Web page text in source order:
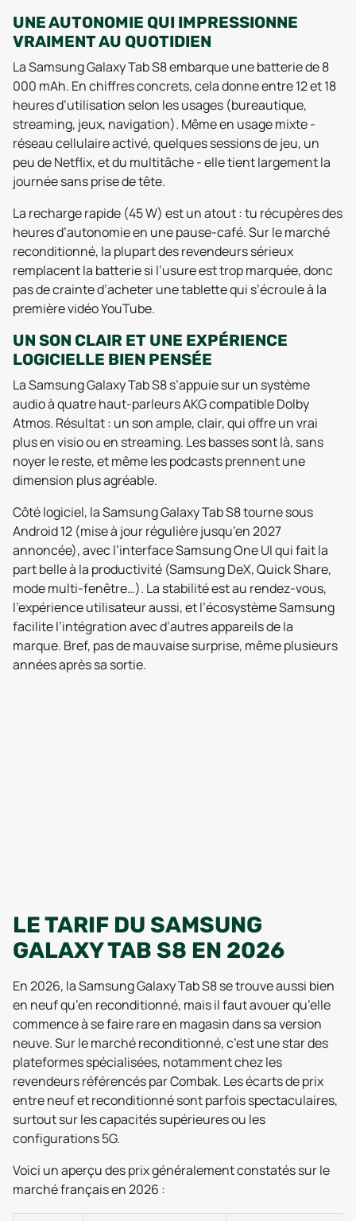
UNE AUTONOMIE QUI IMPRESSIONNE
VRAIMENT AU QUOTIDIEN
La Samsung Galaxy Tab S8 embarque une batterie de 8
000 mAh. En chiffres concrets, cela donne entre 12 et 18
heures d’utilisation selon les usages (bureautique,
streaming, jeux, navigation). Même en usage mixte -
réseau cellulaire activé, quelques sessions de jeu, un
peu de Netflix, et du multitâche - elle tient largement la
journée sans prise de tête.
La recharge rapide (45 W) est un atout : tu récupères des
heures d’autonomie en une pause-café. Sur le marché
reconditionné, la plupart des revendeurs sérieux
remplacent la batterie si l’usure est trop marquée, donc
pas de crainte d’acheter une tablette qui s’écroule à la
première vidéo YouTube.
UN SON CLAIR ET UNE EXPÉRIENCE
LOGICIELLE BIEN PENSÉE
La Samsung Galaxy Tab S8 s’appuie sur un système
audio à quatre haut-parleurs AKG compatible Dolby
Atmos. Résultat : un son ample, clair, qui offre un vrai
plus en visio ou en streaming. Les basses sont là, sans
noyer le reste, et même les podcasts prennent une
dimension plus agréable.
Côté logiciel, la Samsung Galaxy Tab S8 tourne sous
Android 12 (mise à jour régulière jusqu’en 2027
annoncée), avec l’interface Samsung One UI qui fait la
part belle à la productivité (Samsung DeX, Quick Share,
mode multi-fenêtre…). La stabilité est au rendez-vous,
l’expérience utilisateur aussi, et l’écosystème Samsung
facilite l’intégration avec d’autres appareils de la
marque. Bref, pas de mauvaise surprise, même plusieurs
années après sa sortie.
LE TARIF DU SAMSUNG
GALAXY TAB S8 EN 2026
En 2026, la Samsung Galaxy Tab S8 se trouve aussi bien
en neuf qu’en reconditionné, mais il faut avouer qu’elle
commence à se faire rare en magasin dans sa version
neuve. Sur le marché reconditionné, c’est une star des
plateformes spécialisées, notamment chez les
revendeurs référencés par Combak. Les écarts de prix
entre neuf et reconditionné sont parfois spectaculaires,
surtout sur les capacités supérieures ou les
configurations 5G.
Voici un aperçu des prix généralement constatés sur le
marché français en 2026 :